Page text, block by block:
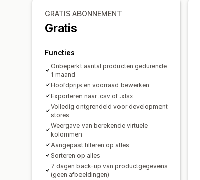
GRATIS ABONNEMENT
Gratis
Functies
Onbeperkt aantal producten gedurende
1 maand
Hoofdprijs en voorraad bewerken
Exporteren naar .csv of .xlsx
Volledig ontgrendeld voor development
stores
Weergave van berekende virtuele
kolommen
Aangepast filteren op alles
Sorteren op alles
7 dagen back-up van productgegevens
(geen afbeeldingen)